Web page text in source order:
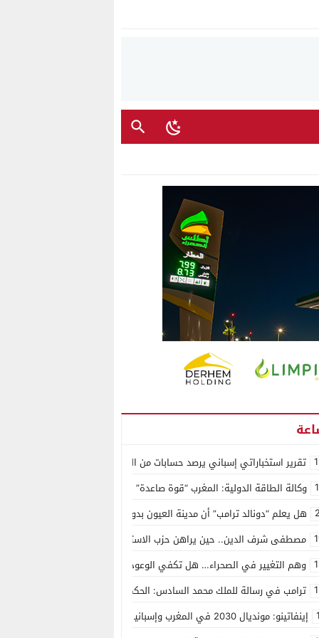
تقرير استخباراتي إسباني يرصد حسابات من الجزائر وأرقاما بـ”213+” ضمن حملة رقمية منظمة حرّضت على اقتحام سبتة
وكالة الطاقة الدولية: المغرب “قوة صاعدة” في سوق المعادن الاستراتيجية
هل يعلم “دونالد ترامب” أن مدينة العيون بدون ماء؟
مصطفى شرف الدين.. حين يراهن حزب الاستقلال على الكفاءة ويمنح الشباب
وهم التغيير في الصحراء… هل تكفي الوعود الفارغة لصناعة الواقع؟
ترامب في رسالة للملك محمد السادس: الحكم الذاتي هو الأساس الوحيد لحل
إينفاتينو: مونديال 2030 في المغرب وإسبانيا والبرتغال سيكون “الأجمل في التاريخ”